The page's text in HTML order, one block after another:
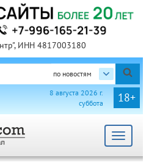
ИНН 4817003180
по новостям
18+
8 августа 2026 г.
суббота
Toggle